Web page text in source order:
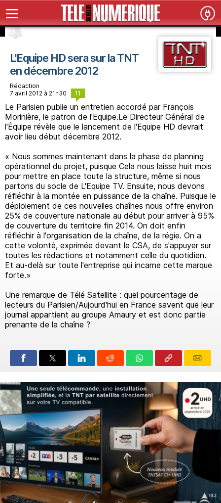
L'Equipe HD sera sur la TNT
en décembre 2012
Rédaction
7 avril 2012 à 21h30
11
Le Parisien publie un entretien accordé par François
Morinière, le patron de l'Equipe.Le Directeur Général de
l'Équipe révèle que le lancement de l'Equipe HD devrait
avoir lieu début décembre 2012.
« Nous sommes maintenant dans la phase de planning
opérationnel du projet, puisque Cela nous laisse huit mois
pour mettre en place toute la structure, même si nous
partons du socle de L'Equipe TV. Ensuite, nous devons
réfléchir à la montée en puissance de la chaîne. Puisque le
déploiement de ces nouvelles chaînes nous offre environ
25% de couverture nationale au début pour arriver à 95%
de couverture du territoire fin 2014. On doit enfin
réfléchir à l'organisation de la chaîne, de la régie. On a
cette volonté, exprimée devant le CSA, de s'appuyer sur
toutes les rédactions et notamment celle du quotidien.
Et au-delà sur toute l'entreprise qui incarne cette marque
forte.»
Une remarque de Télé Satellite : quel pourcentage de
lecteurs du Parisien/Aujourd'hui en France savent que leur
journal appartient au groupe Amaury et est donc partie
prenante de la chaîne ?